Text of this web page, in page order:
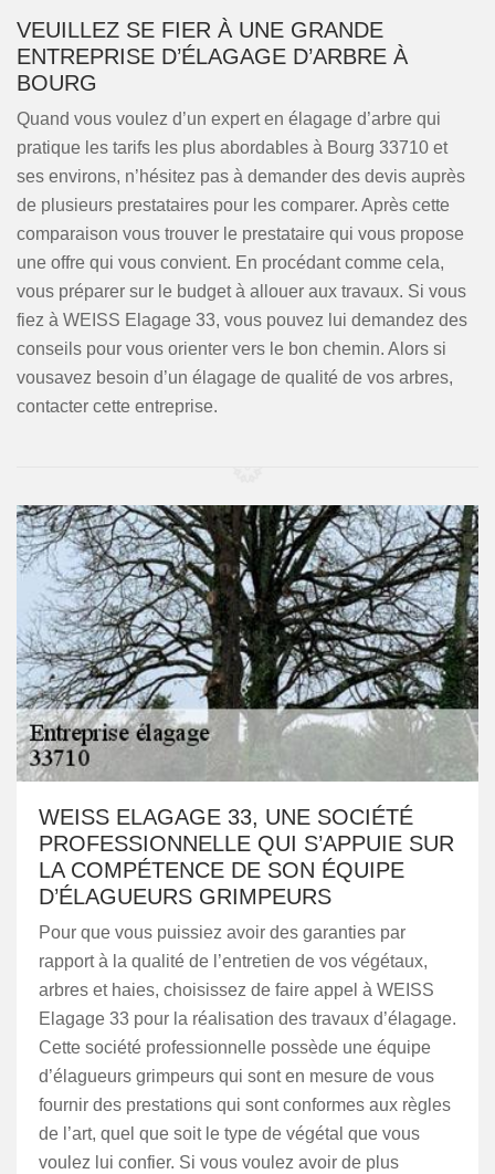
VEUILLEZ SE FIER À UNE GRANDE
ENTREPRISE D’ÉLAGAGE D’ARBRE À
BOURG
Quand vous voulez d’un expert en élagage d’arbre qui
pratique les tarifs les plus abordables à Bourg 33710 et
ses environs, n’hésitez pas à demander des devis auprès
de plusieurs prestataires pour les comparer. Après cette
comparaison vous trouver le prestataire qui vous propose
une offre qui vous convient. En procédant comme cela,
vous préparer sur le budget à allouer aux travaux. Si vous
fiez à WEISS Elagage 33, vous pouvez lui demandez des
conseils pour vous orienter vers le bon chemin. Alors si
vousavez besoin d’un élagage de qualité de vos arbres,
contacter cette entreprise.
WEISS ELAGAGE 33, UNE SOCIÉTÉ
PROFESSIONNELLE QUI S’APPUIE SUR
LA COMPÉTENCE DE SON ÉQUIPE
D’ÉLAGUEURS GRIMPEURS
Pour que vous puissiez avoir des garanties par
rapport à la qualité de l’entretien de vos végétaux,
arbres et haies, choisissez de faire appel à WEISS
Elagage 33 pour la réalisation des travaux d’élagage.
Cette société professionnelle possède une équipe
d’élagueurs grimpeurs qui sont en mesure de vous
fournir des prestations qui sont conformes aux règles
de l’art, quel que soit le type de végétal que vous
voulez lui confier. Si vous voulez avoir de plus